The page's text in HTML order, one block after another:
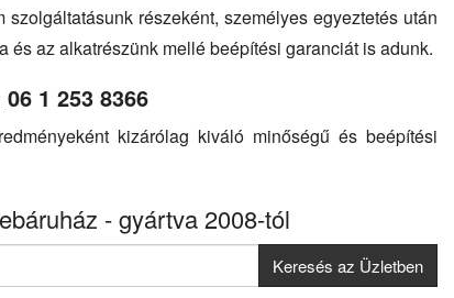
részeként, személyes egyeztetés után
az alkatrészünk mellé beépítési garanciát is adunk.
1 253 8366
kizárólag kiváló minőségű és beépítési
- gyártva 2008-tól
Keresés az Üzletben